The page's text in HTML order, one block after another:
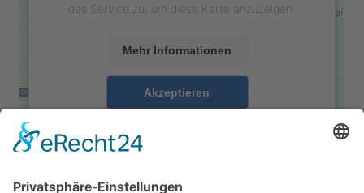
des Service zu, um diese Karte anzuzeigen.
Mehr Informationen
Akzeptieren
Platform